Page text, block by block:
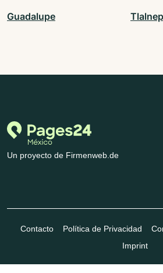
Guadalupe
Un proyecto de Firmenweb.de
Contacto Política de Privacidad
Imprint